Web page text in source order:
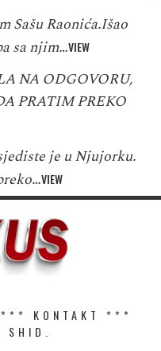
Sašu Raonića.Išao
sa njim…VIEW
NA ODGOVORU,
PRATIM PREKO
je u Njujorku.
VIEW
*** KONTAKT
***
SHID.